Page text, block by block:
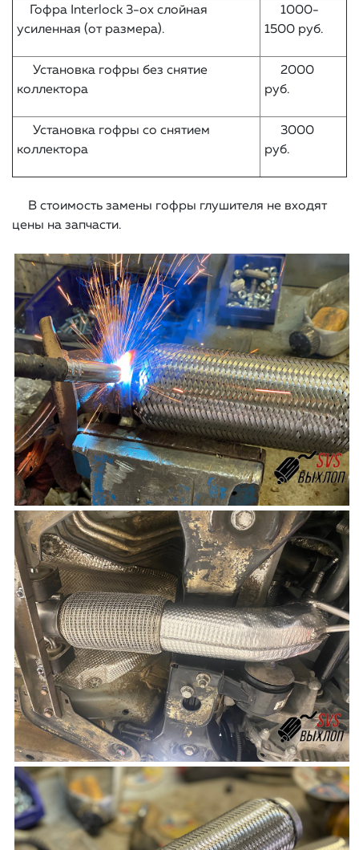
Гофра Interlock 3-ох слойная
усиленная (от размера).
1000-
1500 руб.
Установка гофры без снятие
коллектора
2000
руб.
Установка гофры со снятием
коллектора
3000
руб.
В стоимость замены гофры глушителя не входят
цены на запчасти.